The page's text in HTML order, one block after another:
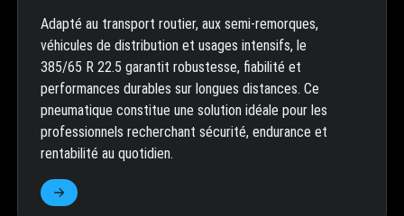
Adapté au transport routier, aux semi-remorques,
véhicules de distribution et usages intensifs, le
385/65 R 22.5 garantit robustesse, fiabilité et
performances durables sur longues distances. Ce
pneumatique constitue une solution idéale pour les
professionnels recherchant sécurité, endurance et
rentabilité au quotidien.